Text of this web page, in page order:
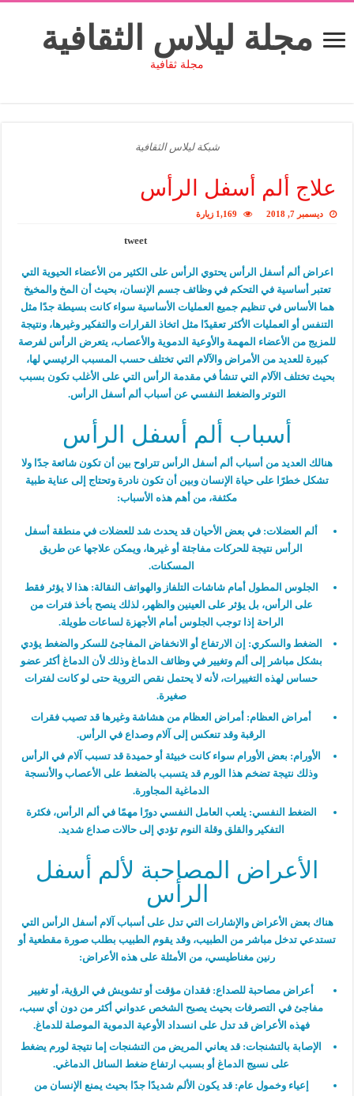
مجلة ليلاس الثقافية
مجلة ثقافية
شبكة ليلاس الثقافية
علاج ألم أسفل الرأس
ديسمبر 7, 2018 1,169 زيارة
tweet
اعراض ألم أسفل الرأس يحتوي الرأس على الكثير من الأعضاء الحيوية التي
تعتبر أساسية في التحكم في وظائف جسم الإنسان، بحيث أن المخ والمخيخ
هما الأساس في تنظيم جميع العمليات الأساسية سواء كانت بسيطة جدًا مثل
التنفس أو العمليات الأكثر تعقيدًا مثل اتخاذ القرارات والتفكير وغيرها، ونتيجة
للمزيج من الأعضاء المهمة والأوعية الدموية والأعصاب، يتعرض الرأس لفرصة
كبيرة للعديد من الأمراض والآلام التي تختلف حسب المسبب الرئيسي لها،
بحيث تختلف الآلام التي تنشأ في مقدمة الرأس التي على الأغلب تكون بسبب
التوتر والضغط النفسي عن أسباب ألم أسفل الرأس.
أسباب ألم أسفل الرأس
هنالك العديد من أسباب ألم أسفل الرأس تتراوح بين أن تكون شائعة جدًا ولا
تشكل خطرًا على حياة الإنسان وبين أن تكون نادرة وتحتاج إلى عناية طبية
مكثفة، من أهم هذه الأسباب:
ألم العضلات: في بعض الأحيان قد يحدث شد للعضلات في منطقة أسفل
الرأس نتيجة للحركات مفاجئة أو غيرها، ويمكن علاجها عن طريق
المسكنات.
الجلوس المطول أمام شاشات التلفاز والهواتف النقالة:هذا لا يؤثر فقط
على الرأس، بل يؤثر على العينين والظهر، لذلك ينصح بأخذ فترات من
الراحة إذا توجب الجلوس أمام الأجهزة لساعات طويلة.
الضغط والسكري: إن الارتفاع أو الانخفاض المفاجئ للسكر والضغط يؤدي
بشكل مباشر إلى ألم وتغيير في وظائف الدماغ وذلك لأن الدماغ أكثر عضو
حساس لهذه التغييرات، لأنه لا يحتمل نقص التروية حتى لو كانت لفترات
صغيرة.
أمراض العظام: أمراض العظام من هشاشة وغيرها قد تصيب فقرات
الرقبة وقد تنعكس إلى آلام وصداع في الرأس.
الأورام: بعض الأورام سواء كانت خبيثة أو حميدة قد تسبب آلام في الرأس
وذلك نتيجة تضخم هذا الورم قد يتسبب بالضغط على الأعصاب والأنسجة
الدماغية المجاورة.
الضغط النفسي: يلعب العامل النفسي دورًا مهمًا في ألم الرأس، فكثرة
التفكير والقلق وقلة النوم تؤدي إلى حالات صداع شديد.
الأعراض المصاحبة لألم أسفل
الرأس
هناك بعض الأعراض والإشارات التي تدل على أسباب آلام أسفل الرأس التي
تستدعي تدخل مباشر من الطبيب، وقد يقوم الطبيب بطلب صورة مقطعية أو
رنين مغناطيسي، من الأمثلة على هذه الأعراض:
أعراض مصاحبة للصداع: فقدان مؤقت أو تشويش في الرؤية، أو تغيير
مفاجئ في التصرفات بحيث يصبح الشخص عدواني أكثر من دون أي سبب،
فهذه الأعراض قد تدل على انسداد الأوعية الدموية الموصلة للدماغ.
الإصابة بالتشنجات: قد يعاني المريض من التشنجات إما نتيجة لورم يضغط
على نسيج الدماغ أو بسبب ارتفاع ضغط السائل الدماغي.
إعياء وخمول عام: قد يكون الألم شديدًا جدًا بحيث يمنع الإنسان من